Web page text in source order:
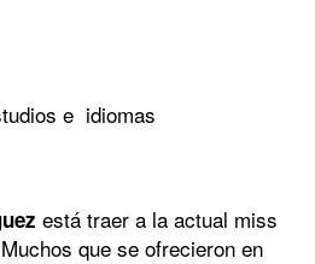
e idiomas
está traer a la actual miss
que se ofrecieron en